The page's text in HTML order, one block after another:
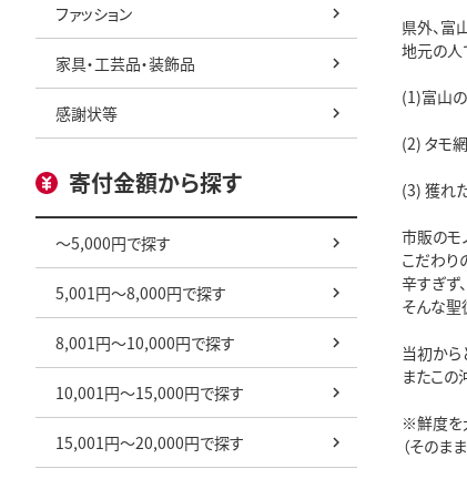
ファッション
家具・工芸品・装飾品
感謝状等
寄付金額から探す
～5,000円で探す
5,001円～8,000円で探す
8,001円～10,000円で探す
10,001円～15,000円で探す
15,001円～20,000円で探す
県外、富
地元の人
(1)富山
(2) タモ
(3) 獲れ
市販のモ
こだわり
辛すぎず
そんな聖
当初から
またこの
※鮮度を
（そのま